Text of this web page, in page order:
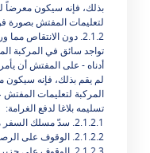
بذلك، فإنه سيكون معرضاً
لتعليمات المفتش بصورة
تواجد سائق في المركبة
أدناه - على المفتش أن
لم يقم بذلك، فإنه سيكون
المركبة لتعليمات
تسليمه بلاغا لدفع الغرامة:
2.1.2.1. سدّ مسلك السفر من خلال "الوقوف المزدوج"؛
2.1.2.2. الوقوف على الرصيف؛